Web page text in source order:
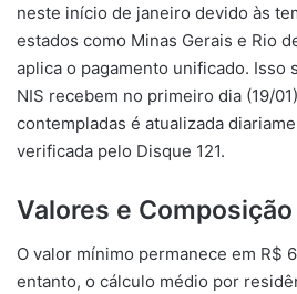
neste início de janeiro devido às
estados como Minas Gerais e Rio
aplica o pagamento unificado. Isso
NIS recebem no primeiro dia (19/
contempladas é atualizada
verificada pelo Disque 121.
Valores e
O valor mínimo permanece em R$
entanto, o cálculo médio por